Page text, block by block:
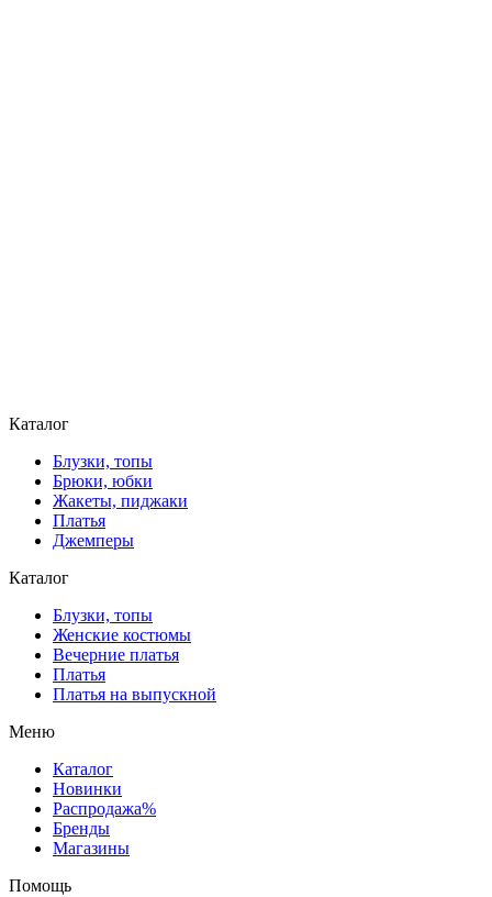
Каталог
Блузки, топы
Брюки, юбки
Жакеты, пиджаки
Платья
Джемперы
Каталог
Блузки, топы
Женские костюмы
Вечерние платья
Платья
Платья на выпускной
Меню
Каталог
Новинки
Распродажа%
Бренды
Магазины
Помощь